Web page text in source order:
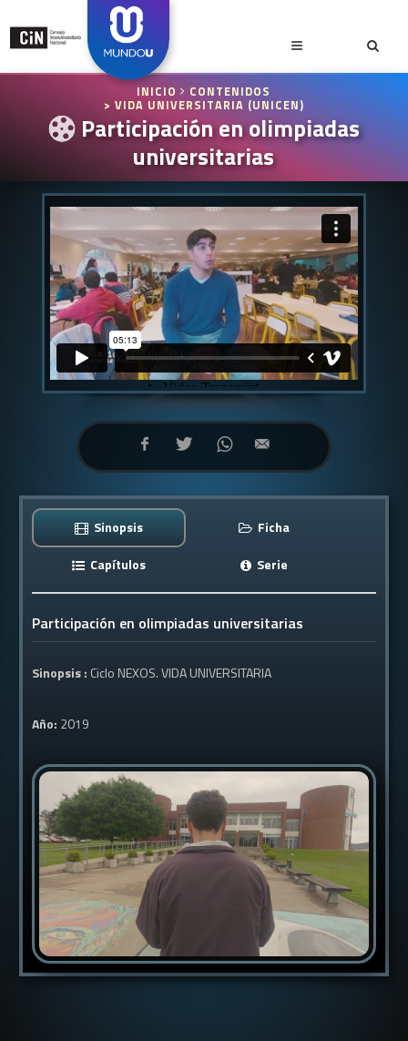
INICIO CONTENIDOS
> VIDA UNIVERSITARIA (UNICEN)
Participación en olimpiadas
universitarias
Sinopsis
Ficha
Capítulos
Serie
Participación en olimpiadas universitarias
Sinopsis : Ciclo NEXOS. VIDA UNIVERSITARIA
Año: 2019